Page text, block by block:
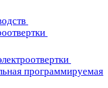
программируемая